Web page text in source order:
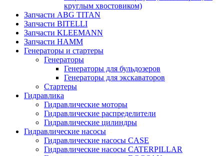
круглым хвостовиком)
Запчасти ABG TITAN
Запчасти BITELLI
Запчасти KLEEMANN
Запчасти HAMM
Генераторы и стартеры
Генераторы
Генераторы для бульдозеров
Генераторы для экскаваторов
Стартеры
Гидравлика
Гидравлические моторы
Гидравлические распределители
Гидравлические цилиндры
Гидравлические насосы
Гидравлические насосы CASE
Гидравлические насосы CATERPILLAR